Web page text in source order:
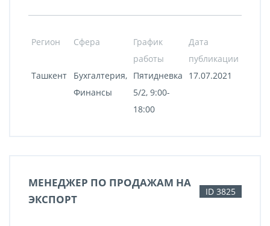
Регион Сфера
График
работы
Дата
публикации
Ташкент
Бухгалтерия,
Финансы
Пятидневка
5/2, 9:00-
18:00
17.07.2021
МЕНЕДЖЕР ПО ПРОДАЖАМ НА
ЭКСПОРТ
ID 3825